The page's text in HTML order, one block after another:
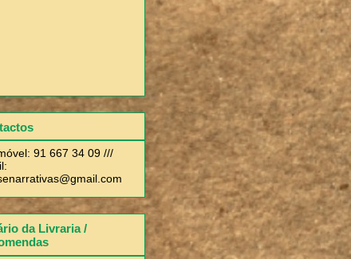
91 667 34 09 ///
da Livraria /